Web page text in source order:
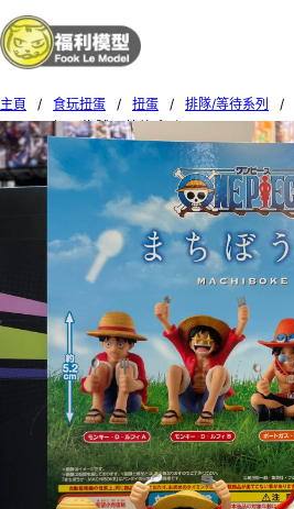
主頁 / 食玩扭蛋 / 扭蛋 / 排隊/等待系列
/
BANDAI 扭蛋 海賊王 等待系列 Set of 4 (6)